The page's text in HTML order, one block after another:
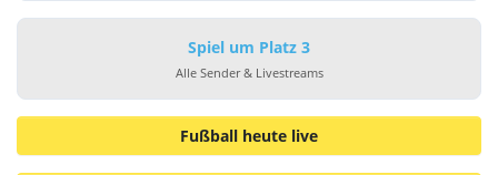
Spiel um Platz 3
Alle Sender & Livestreams
Fußball heute live